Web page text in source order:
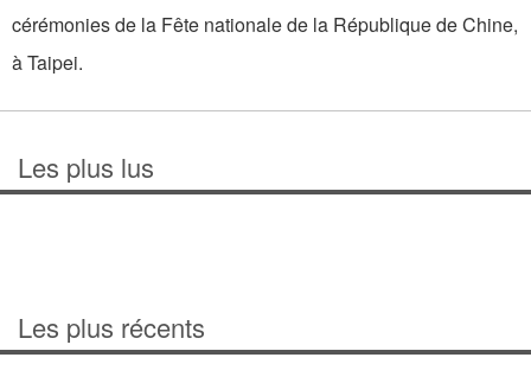
cérémonies de la Fête nationale de la République de Chine,
à Taipei.
Les plus lus
Les plus récents